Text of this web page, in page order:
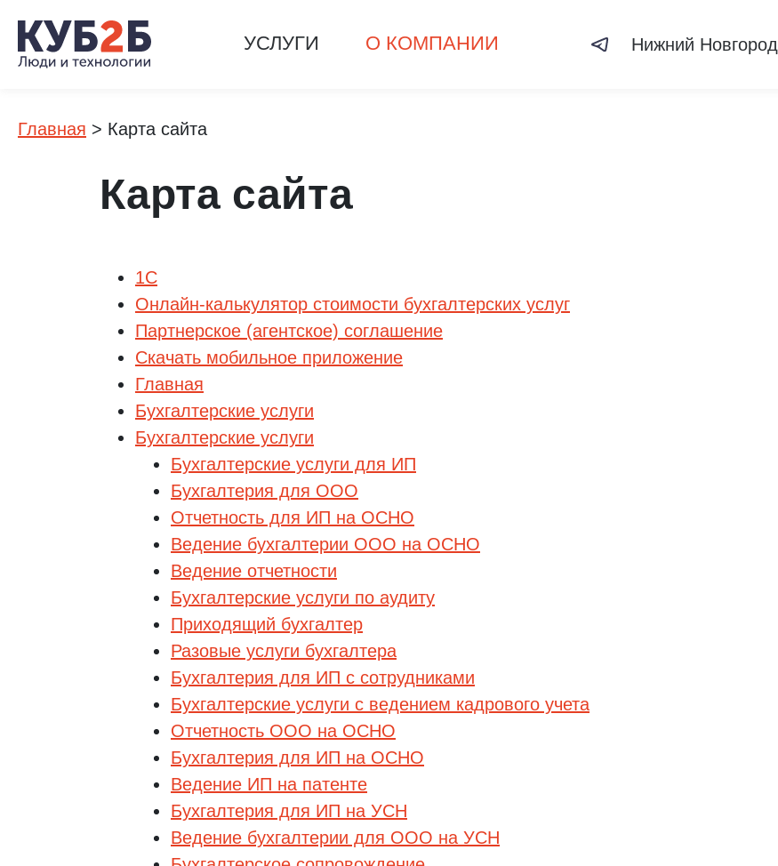
УСЛУГИ О КОМПАНИИ Нижний Новгород
Главная > Карта сайта
Карта сайта
1С
Онлайн-калькулятор стоимости бухгалтерских услуг
Партнерское (агентское) соглашение
Скачать мобильное приложение
Главная
Бухгалтерские услуги
Бухгалтерские услуги
Бухгалтерские услуги для ИП
Бухгалтерия для ООО
Отчетность для ИП на ОСНО
Ведение бухгалтерии ООО на ОСНО
Ведение отчетности
Бухгалтерские услуги по аудиту
Приходящий бухгалтер
Разовые услуги бухгалтера
Бухгалтерия для ИП с сотрудниками
Бухгалтерские услуги с ведением кадрового учета
Отчетность ООО на ОСНО
Бухгалтерия для ИП на ОСНО
Ведение ИП на патенте
Бухгалтерия для ИП на УСН
Ведение бухгалтерии для ООО на УСН